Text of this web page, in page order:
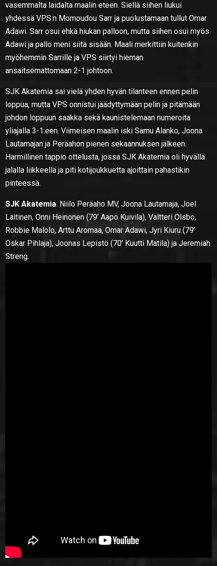
vasemmalta laidalta maalin eteen. Siellä siihen liukui
yhdessä VPS:n Momoudou Sarr ja puolustamaan tullut Omar
Adawi. Sarr osui ehkä hiukan palloon, mutta siihen osui myös
Adawi ja pallo meni siitä sisään. Maali merkittiin kuitenkin
myöhemmin Sarrille ja VPS siirtyi hieman
ansaitsemattomaan 2-1 johtoon.
SJK Akatemia sai vielä yhden hyvän tilanteen ennen pelin
loppua, mutta VPS onnistui jäädyttymään pelin ja pitämään
johdon loppuun saakka sekä kaunistelemaan numeroita
yliajalla 3-1:een. Viimeisen maalin iski Samu Alanko, Joona
Lautamajan ja Peräahon pienen sekaannuksen jälkeen.
Harmillinen tappio ottelusta, jossa SJK Akatemia oli hyvällä
jalalla liikkeellä ja piti kotijoukkuetta ajoittain pahastikin
pinteessä.
SJK Akatemia: Niilo Peräaho MV, Joona Lautamaja, Joel
Laitinen, Onni Heinonen (79’ Aapo Kuivila), Valtteri Olsbo,
Robbie Malolo, Arttu Aromaa, Omar Adawi, Jyri Kiuru (79’
Oskar Pihlaja), Joonas Lepistö (70’ Kuutti Matila) ja Jeremiah
Streng.